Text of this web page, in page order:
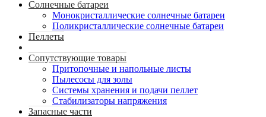
Солнечные батареи
Монокристаллические солнечные батареи
Поликристаллические солнечные батареи
Пеллеты
Сопутствующие товары
Притопочные и напольные листы
Пылесосы для золы
Системы хранения и подачи пеллет
Стабилизаторы напряжения
Запасные части